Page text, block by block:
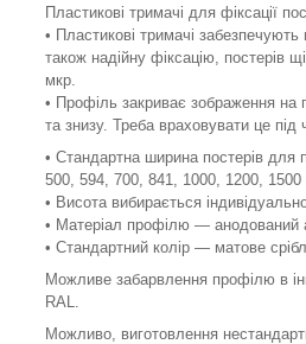
Пластикові тримачі для фіксації
• Пластикові тримачі
також надійну фіксацію, постерів
мкр.
• Профіль закриває зображення на
та знизу. Треба враховувати це під
• Стандартна ширина постерів для
500, 594, 700, 841, 1000, 1200, 1500
• Висота вибирається
• Матеріал профілю — анодований
• Стандартний колір — матове
Можливе забарвлення профілю в
RAL.
Можливо, виготовлення